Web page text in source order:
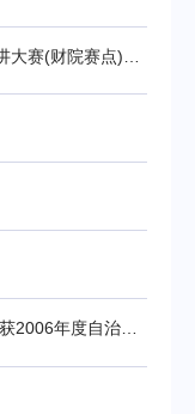
我院本科《会计学》课程荣获2006年度自治区级精品课程